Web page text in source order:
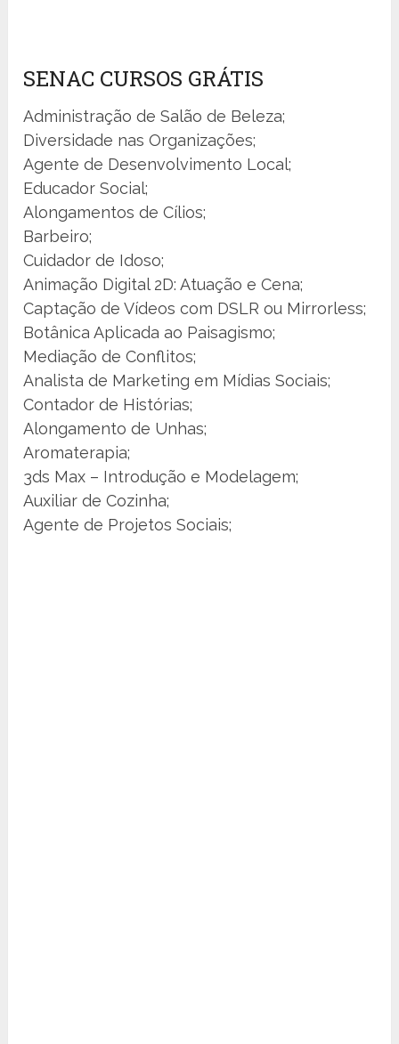
SENAC CURSOS GRÁTIS
Administração de Salão de Beleza;
Diversidade nas Organizações;
Agente de Desenvolvimento Local;
Educador Social;
Alongamentos de Cílios;
Barbeiro;
Cuidador de Idoso;
Animação Digital 2D: Atuação e Cena;
Captação de Vídeos com DSLR ou Mirrorless;
Botânica Aplicada ao Paisagismo;
Mediação de Conflitos;
Analista de Marketing em Mídias Sociais;
Contador de Histórias;
Alongamento de Unhas;
Aromaterapia;
3ds Max – Introdução e Modelagem;
Auxiliar de Cozinha;
Agente de Projetos Sociais;